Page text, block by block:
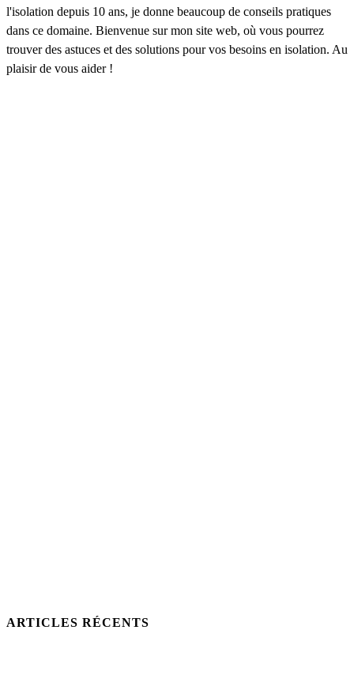
l'isolation depuis 10 ans, je donne beaucoup de conseils pratiques
dans ce domaine. Bienvenue sur mon site web, où vous pourrez
trouver des astuces et des solutions pour vos besoins en isolation. Au
plaisir de vous aider !
ARTICLES RÉCENTS